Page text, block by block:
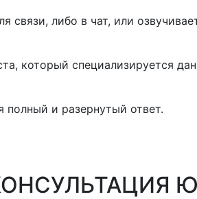
либо в чат, или
который специализируется
и разернутый ответ.